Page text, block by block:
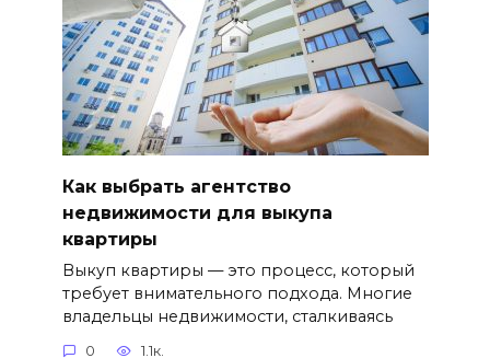
Как выбрать агентство
недвижимости для выкупа
квартиры
Выкуп квартиры — это процесс, который
требует внимательного подхода. Многие
владельцы недвижимости, сталкиваясь
0 1.1к.